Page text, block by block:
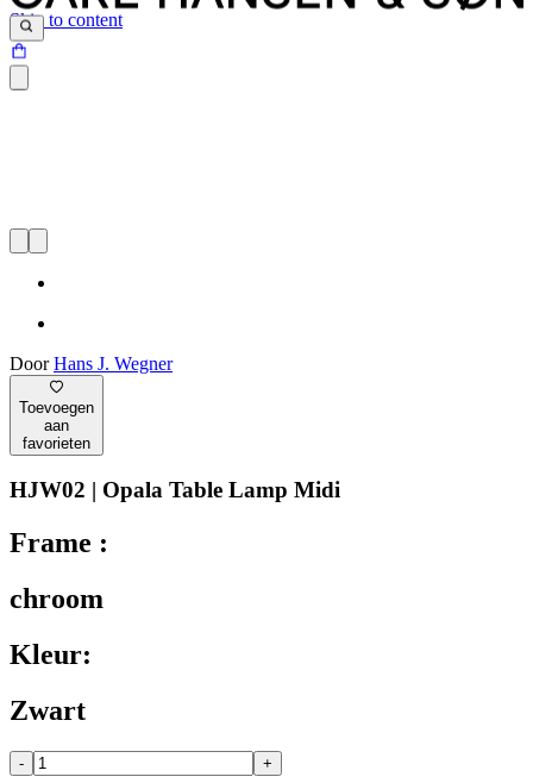
Skip to content
DoorHans J. Wegner
Toevoegen
aan
favorieten
HJW02 | Opala Table Lamp Midi
Frame :
chroom
Kleur:
Zwart
- +